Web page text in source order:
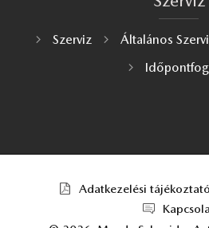
Szerviz Általános
Adatkezelési tájékoztató